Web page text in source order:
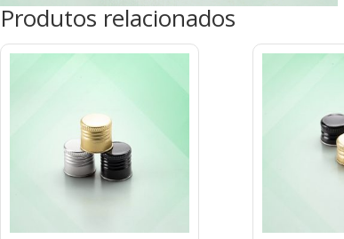
Produtos relacionados